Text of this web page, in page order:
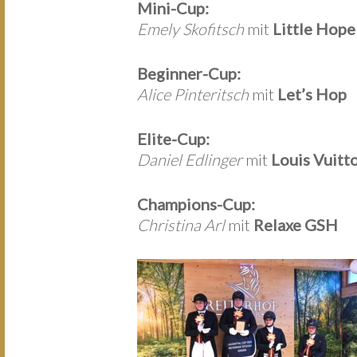
Mini-Cup:
Emely Skofitschmit Little Hope
Beginner-Cup:
Alice Pinteritschmit Let’s Hop
Elite-Cup:
Daniel Edlingermit Louis
Champions-Cup:
Christina Arlmit Relaxe GSH